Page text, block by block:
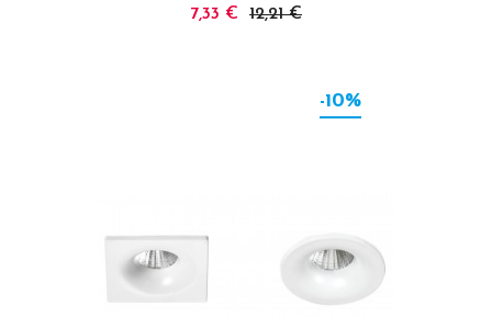
7,33 € 12,21 €
-10%